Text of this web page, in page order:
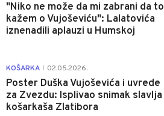
"Niko ne može da mi zabrani da to
kažem o Vujoševiću": Lalatovića
iznenadili aplauzi u Humskoj
KOŠARKA 02.05.2026.
Poster Duška Vujoševića i uvrede
za Zvezdu: Isplivao snimak slavlja
košarkaša Zlatibora